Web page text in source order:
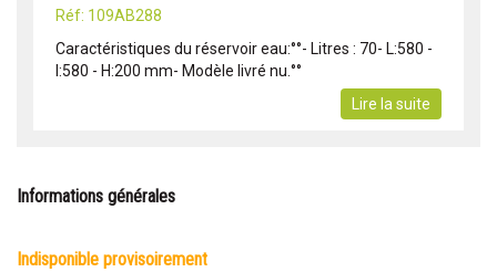
Réf: 109AB288
Caractéristiques du réservoir eau:°°- Litres : 70- L:580 -
l:580 - H:200 mm- Modèle livré nu.°°
Lire la suite
Informations générales
indisponible provisoirement